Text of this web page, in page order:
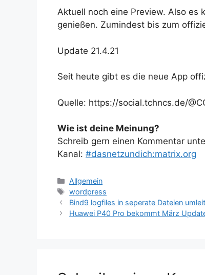
Aktuell noch eine Preview. Also es
genießen. Zumindest bis zum
Update 21.4.21
Seit heute gibt es die neue App
Quelle: https://social.tchncs.de/
Wie ist deine Meinung?
Schreib gern einen Kommentar
Kanal: #dasnetzundich:matrix.org
Kategorien
Allgemein
Schlagwörter
wordpress
Bind9 logfiles in seperate Dateien
Huawei P40 Pro bekommt März